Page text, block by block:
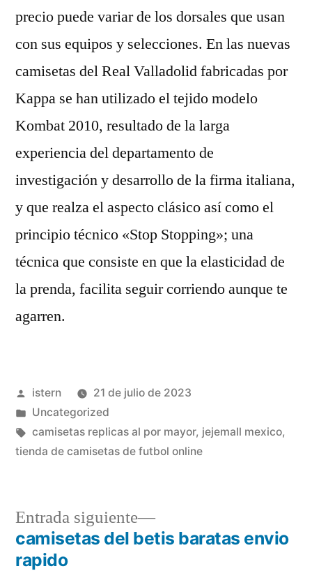
precio puede variar de los dorsales que usan
con sus equipos y selecciones. En las nuevas
camisetas del Real Valladolid fabricadas por
Kappa se han utilizado el tejido modelo
Kombat 2010, resultado de la larga
experiencia del departamento de
investigación y desarrollo de la firma italiana,
y que realza el aspecto clásico así como el
principio técnico «Stop Stopping»; una
técnica que consiste en que la elasticidad de
la prenda, facilita seguir corriendo aunque te
agarren.
Publicado
por
istern
21 de julio de 2023
Publicado
en
Uncategorized
Etiquetas:
camisetas replicas al por mayor, jejemall mexico,
tienda de camisetas de futbol online
Navegación
Entrada siguiente
Entrada
siguiente:
camisetas del betis baratas envio
rapido